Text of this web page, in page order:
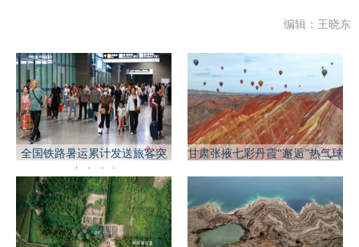
编辑：王晓东
全国铁路暑运累计发送旅客突
甘肃张掖七彩丹霞“邂逅”热气球